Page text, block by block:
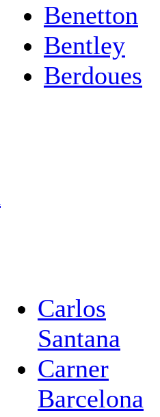
Benetton
Bentley
Berdoues
Carlos
Santana
Carner
Barcelona